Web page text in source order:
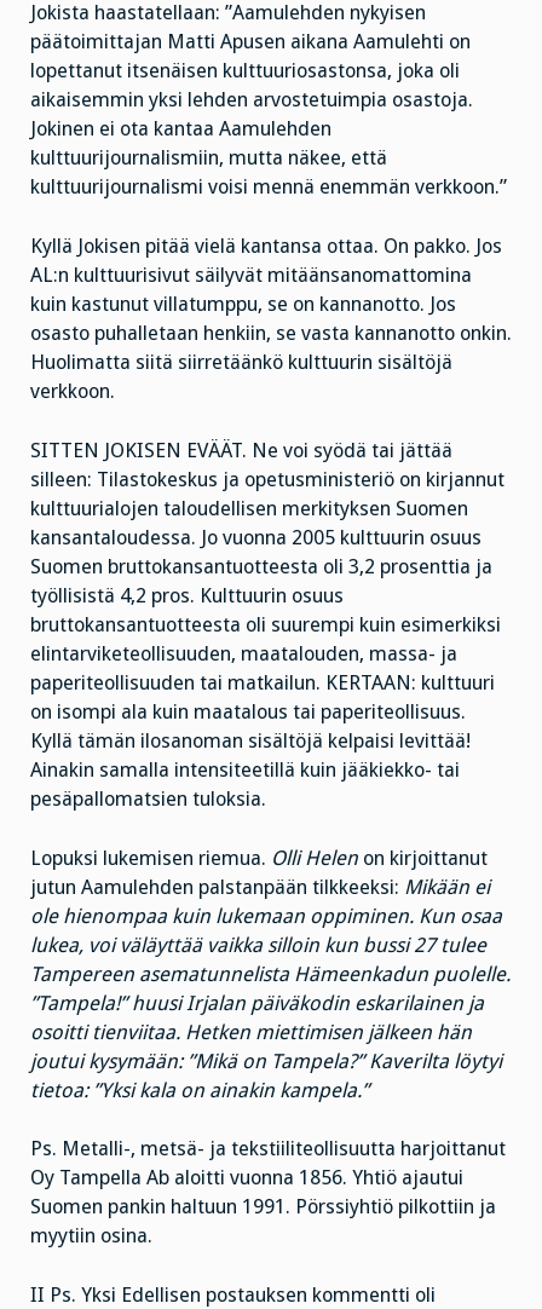
Jokista haastatellaan: ”Aamulehden nykyisen
päätoimittajan Matti Apusen aikana Aamulehti on
lopettanut itsenäisen kulttuuriosastonsa, joka oli
aikaisemmin yksi lehden arvostetuimpia osastoja.
Jokinen ei ota kantaa Aamulehden
kulttuurijournalismiin, mutta näkee, että
kulttuurijournalismi voisi mennä enemmän verkkoon.”
Kyllä Jokisen pitää vielä kantansa ottaa. On pakko. Jos
AL:n kulttuurisivut säilyvät mitäänsanomattomina
kuin kastunut villatumppu, se on kannanotto. Jos
osasto puhalletaan henkiin, se vasta kannanotto onkin.
Huolimatta siitä siirretäänkö kulttuurin sisältöjä
verkkoon.
SITTEN JOKISEN EVÄÄT. Ne voi syödä tai jättää
silleen: Tilastokeskus ja opetusministeriö on kirjannut
kulttuurialojen taloudellisen merkityksen Suomen
kansantaloudessa. Jo vuonna 2005 kulttuurin osuus
Suomen bruttokansantuotteesta oli 3,2 prosenttia ja
työllisistä 4,2 pros. Kulttuurin osuus
bruttokansantuotteesta oli suurempi kuin esimerkiksi
elintarviketeollisuuden, maatalouden, massa- ja
paperiteollisuuden tai matkailun. KERTAAN: kulttuuri
on isompi ala kuin maatalous tai paperiteollisuus.
Kyllä tämän ilosanoman sisältöjä kelpaisi levittää!
Ainakin samalla intensiteetillä kuin jääkiekko- tai
pesäpallomatsien tuloksia.
Lopuksi lukemisen riemua. Olli Helen on kirjoittanut
jutun Aamulehden palstanpään tilkkeeksi: Mikään ei
ole hienompaa kuin lukemaan oppiminen. Kun osaa
lukea, voi väläyttää vaikka silloin kun bussi 27 tulee
Tampereen asematunnelista Hämeenkadun puolelle.
”Tampela!” huusi Irjalan päiväkodin eskarilainen ja
osoitti tienviitaa. Hetken miettimisen jälkeen hän
joutui kysymään: ”Mikä on Tampela?” Kaverilta löytyi
tietoa: ”Yksi kala on ainakin kampela.”
Ps. Metalli-, metsä- ja tekstiiliteollisuutta harjoittanut
Oy Tampella Ab aloitti vuonna 1856. Yhtiö ajautui
Suomen pankin haltuun 1991. Pörssiyhtiö pilkottiin ja
myytiin osina.
II Ps. Yksi Edellisen postauksen kommentti oli